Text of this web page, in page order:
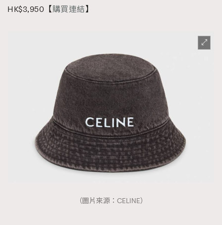
HK$3,950【購買連結】
（圖片來源：CELINE）